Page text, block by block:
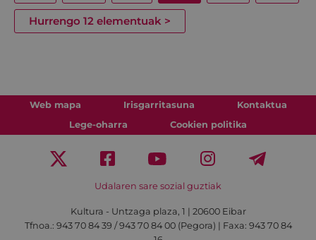
Hurrengo 12 elementuak >
Web mapa Irisgarritasuna
Kontaktua
Lege-oharra
Cookien politika
Udalaren sare sozial guztiak
Kultura - Untzaga plaza, 1 | 20600 Eibar
Tfnoa.: 943 70 84 39 / 943 70 84 00 (Pegora) | Faxa: 943 70 84